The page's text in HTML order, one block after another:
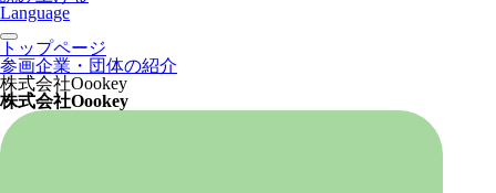
Language
トップページ
参画企業・団体の紹介
株式会社Oookey
株式会社Oookey